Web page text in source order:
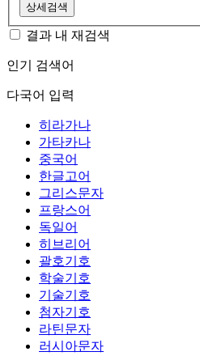
상세검색
결과 내 재검색
인기 검색어
다국어 입력
히라가나
가타카나
중국어
한글고어
그리스문자
프랑스어
독일어
히브리어
괄호기호
학술기호
기술기호
첨자기호
라틴문자
러시아문자